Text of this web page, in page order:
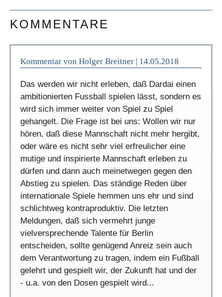
KOMMENTARE
Kommentar von Holger Breitner | 14.05.2018
Das werden wir nicht erleben, daß Dardai einen
ambitionierten Fussball spielen lässt, sondern es
wird sich immer weiter von Spiel zu Spiel
gehangelt. Die Frage ist bei uns: Wollen wir nur
hören, daß diese Mannschaft nicht mehr hergibt,
oder wäre es nicht sehr viel erfreulicher eine
mutige und inspirierte Mannschaft erleben zu
dürfen und dann auch meinetwegen gegen den
Abstieg zu spielen. Das ständige Reden über
internationale Spiele hemmen uns ehr und sind
schlichtweg kontraproduktiv. Die letzten
Meldungen, daß sich vermehrt junge
vielversprechende Talente für Berlin
entscheiden, sollte genügend Anreiz sein auch
dem Verantwortung zu tragen, indem ein Fußball
gelehrt und gespielt wir, der Zukunft hat und der
- u.a. von den Dosen gespielt wird...